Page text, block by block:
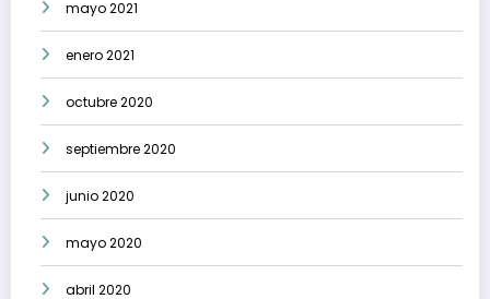
mayo 2021
enero 2021
octubre 2020
septiembre 2020
junio 2020
mayo 2020
abril 2020